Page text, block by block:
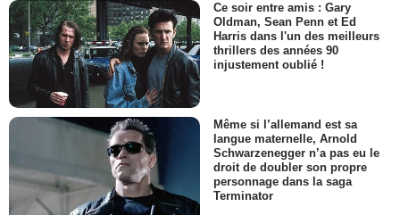
Ce soir entre amis : Gary
Oldman, Sean Penn et Ed
Harris dans l'un des meilleurs
thrillers des années 90
injustement oublié !
Même si l’allemand est sa
langue maternelle, Arnold
Schwarzenegger n’a pas eu le
droit de doubler son propre
personnage dans la saga
Terminator